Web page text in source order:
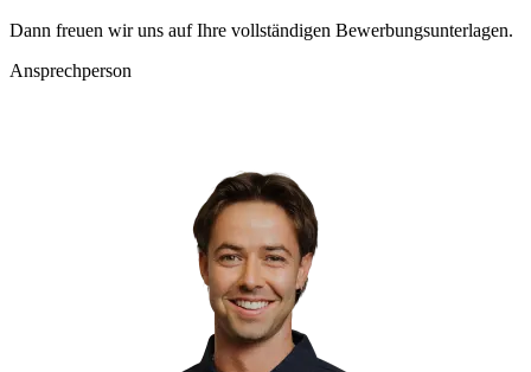
Dann freuen wir uns auf Ihre vollständigen Bewerbungsunterlagen.
Ansprechperson